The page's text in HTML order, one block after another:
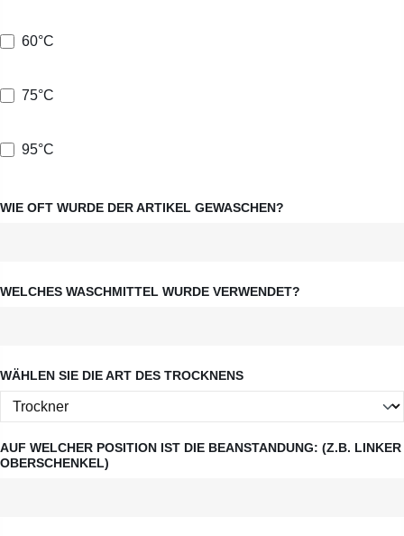
60°C
75°C
95°C
WIE OFT WURDE DER ARTIKEL GEWASCHEN?
WELCHES WASCHMITTEL WURDE VERWENDET?
WÄHLEN SIE DIE ART DES TROCKNENS
AUF WELCHER POSITION IST DIE BEANSTANDUNG: (Z.B. LINKER
OBERSCHENKEL)